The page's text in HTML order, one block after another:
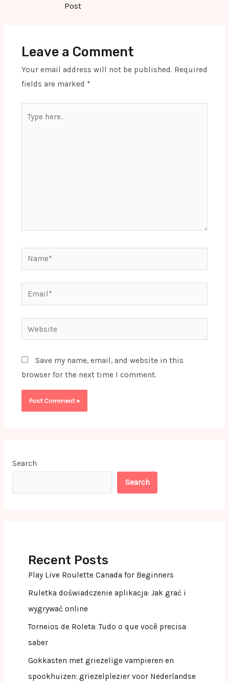
Post
Leave a Comment
Your email address will not be published. Required
fields are marked *
here..
Name*
Email*
Website
Save my name, email, and website in this
browser for the next time I comment.
Search
Search
Recent Posts
Play Live Roulette Canada for Beginners
Ruletka doświadczenie aplikacja: Jak grać i
wygrywać online
Torneios de Roleta: Tudo o que você precisa
saber
Gokkasten met griezelige vampieren en
spookhuizen: griezelplezier voor Nederlandse